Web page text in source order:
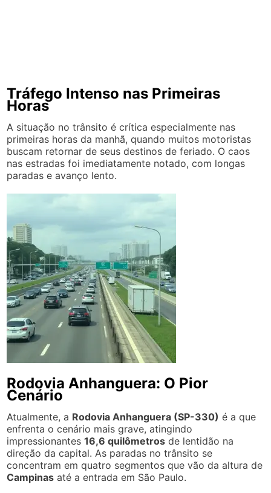
Tráfego Intenso nas Primeiras
Horas
A situação no trânsito é crítica especialmente nas
primeiras horas da manhã, quando muitos motoristas
buscam retornar de seus destinos de feriado. O caos
nas estradas foi imediatamente notado, com longas
paradas e avanço lento.
Rodovia Anhanguera: O Pior
Cenário
Atualmente, a Rodovia Anhanguera (SP-330) é a que
enfrenta o cenário mais grave, atingindo
impressionantes16,6 quilômetros de lentidão na
direção da capital. As paradas no trânsito se
concentram em quatro segmentos que vão da altura de
Campinas até a entrada em São Paulo.